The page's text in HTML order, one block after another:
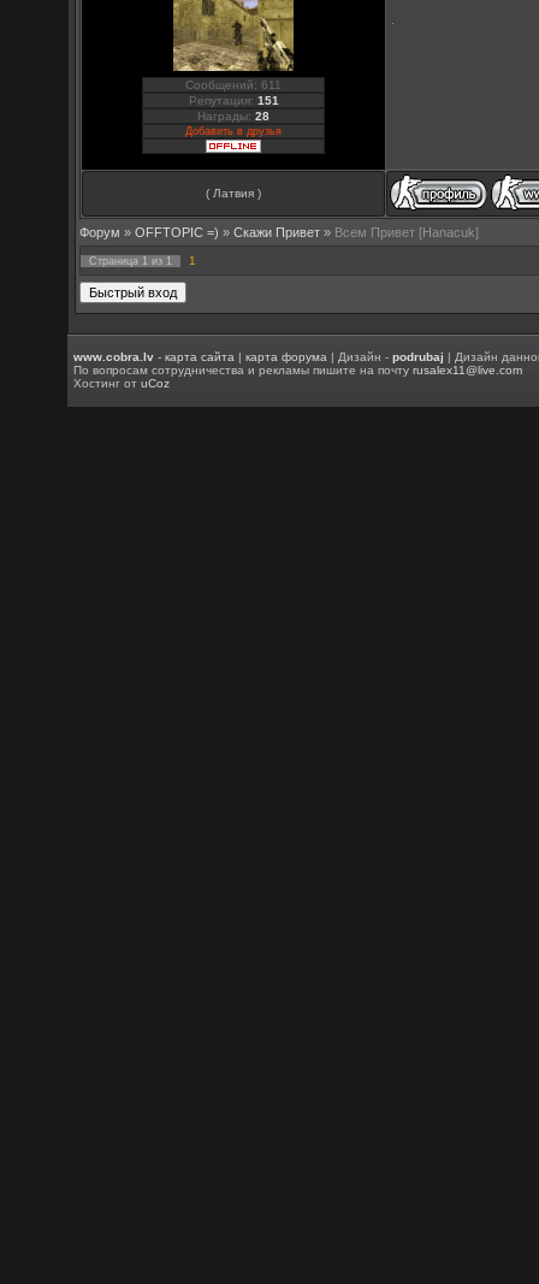
Сообщений: 611
Репутация: 151
Награды:28
Добавить в друзья
( Латвия )
Форум » OFFTOPIC =) » Скажи Привет » Всем Привет [Hanacuk]
Страница 1 из 1 1
www.cobra.lv -карта сайта |карта форума | Дизайн -podrubaj | Дизайн
По вопросам сотрудничества и рекламы пишите на почтуrusalex11@live.com
Хостинг отuCoz